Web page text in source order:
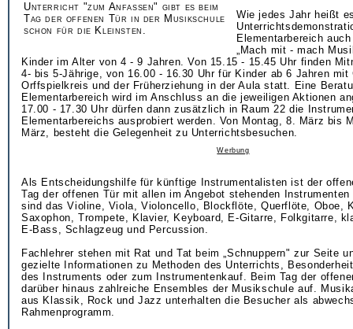
Unterricht "zum Anfassen" gibt es beim
Tag der offenen Tür in der Musikschule
schon für die Kleinsten.
Wie jedes Jahr heißt
Elementarbereich
„Mach mit - mach
Kinder im Alter von 4 - 9 Jahren. Von 15.15 - 15.45 Uhr finden
4- bis 5-Jährige, von 16.00 - 16.30 Uhr für Kinder ab 6 Jahren mit
Orffspielkreis und der Früherziehung in der Aula statt. Eine
Elementarbereich wird im Anschluss an die jeweiligen Aktionen
17.00 - 17.30 Uhr dürfen dann zusätzlich in Raum 22 die
Elementarbereichs ausprobiert werden. Von Montag, 8. März bis
März, besteht die Gelegenheit zu Unterrichtsbesuchen.
Werbung
Als Entscheidungshilfe für künftige Instrumentalisten ist der
Tag der offenen Tür mit allen im Angebot stehenden
sind das Violine, Viola, Violoncello, Blockflöte, Querflöte, Oboe,
Saxophon, Trompete, Klavier, Keyboard, E-Gitarre, Folkgitarre,
E-Bass, Schlagzeug und Percussion.
Fachlehrer stehen mit Rat und Tat beim „Schnuppern" zur Seite
gezielte Informationen zu Methoden des Unterrichts,
des Instruments oder zum Instrumentenkauf. Beim Tag der
darüber hinaus zahlreiche Ensembles der Musikschule auf.
aus Klassik, Rock und Jazz unterhalten die Besucher als
Rahmenprogramm.